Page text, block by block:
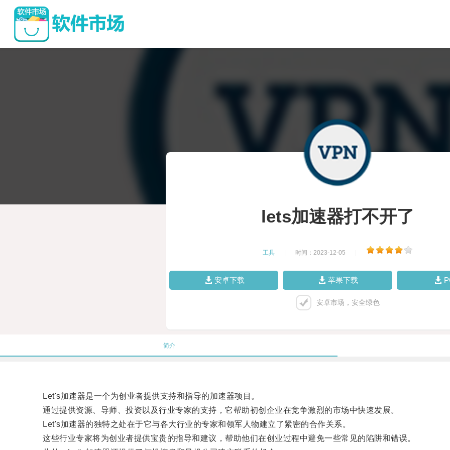
lets加速器打不开了
工具 时间：2023-12-05
安卓下载 苹果下载
安卓市场，安全绿色
简介
Let's加速器是一个为创业者提供支持和指导的加速器项目。
通过提供资源、导师、投资以及行业专家的支持，它帮助初创企业在竞争激烈的市场中快速发展。
Let's加速器的独特之处在于它与各大行业的专家和领军人物建立了紧密的合作关系。
这些行业专家将为创业者提供宝贵的指导和建议，帮助他们在创业过程中避免一些常见的陷阱和错误。